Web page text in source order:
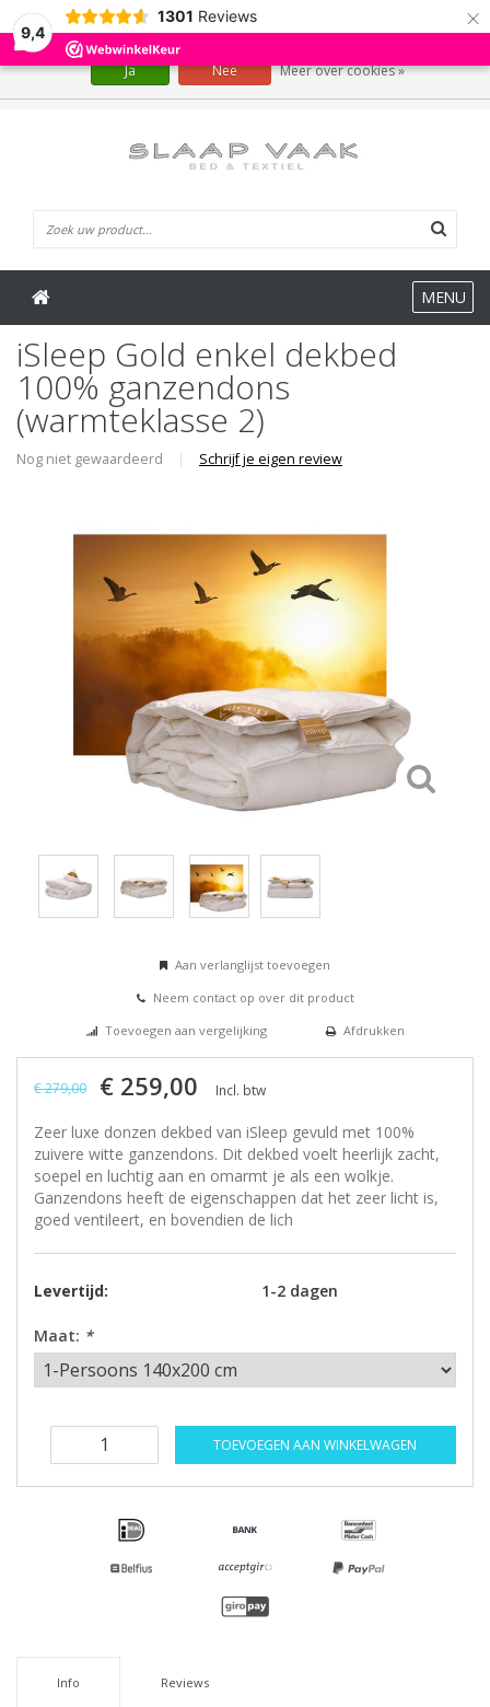
9,4
1301 Reviews ×
MENU
iSleep Gold enkel dekbed
100% ganzendons
(warmteklasse 2)
Nog niet gewaardeerd | Schrijf je eigen review
Aan verlanglijst toevoegen
Neem contact op over dit product
Toevoegen aan vergelijking
Afdrukken
€ 279,00 € 259,00 Incl. btw
Zeer luxe donzen dekbed van iSleep gevuld met 100%
zuivere witte ganzendons. Dit dekbed voelt heerlijk zacht,
soepel en luchtig aan en omarmt je als een wolkje.
Ganzendons heeft de eigenschappen dat het zeer licht is,
goed ventileert, en bovendien de lich
Levertijd: 1-2 dagen
Maat: *
TOEVOEGEN AAN WINKELWAGEN
Info Reviews
Wij slaan cookies op om onze website te verbeteren. Is dat akkoord?
Ja Nee Meer over cookies »